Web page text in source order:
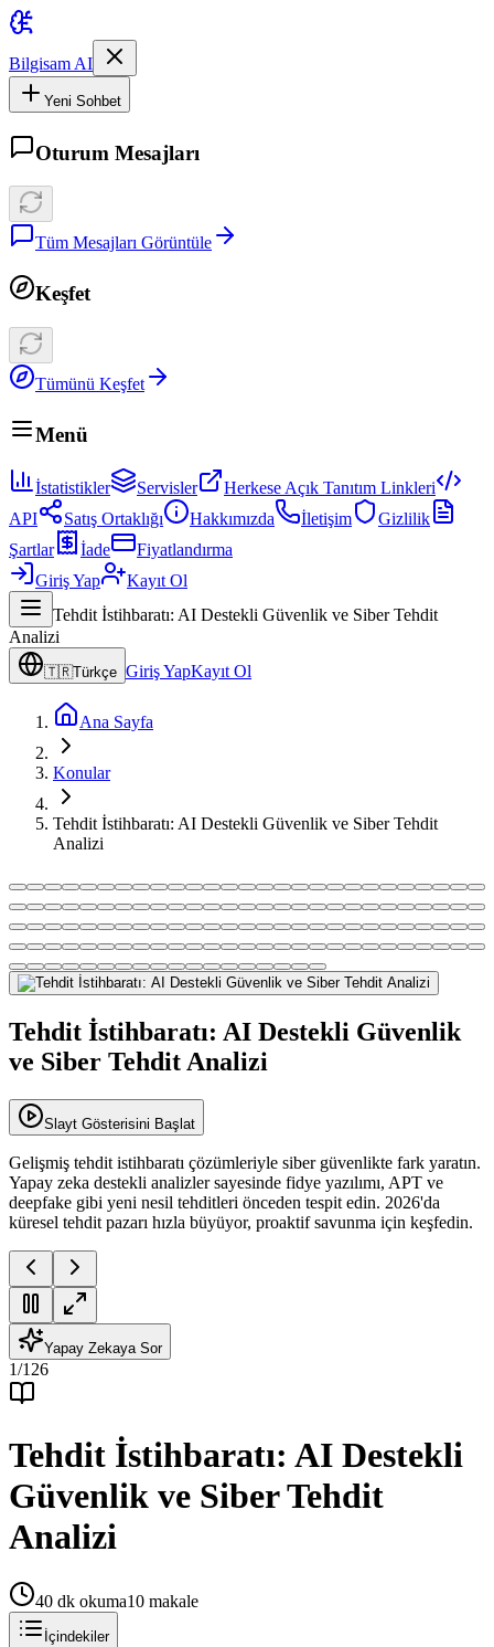
Bilgisam AI
Yeni Sohbet
Oturum Mesajları
Tüm Mesajları Görüntüle
Keşfet
Tümünü Keşfet
Menü
İstatistikler Servisler
Herkese Açık Tanıtım Linkleri
API
Satış Ortaklığı Hakkımızda İletişim
Gizlilik
Şartlar
İade
Fiyatlandırma
Giriş Yap
Kayıt Ol
Tehdit İstihbaratı: AI Destekli Güvenlik ve Siber Tehdit
Analizi
🇹🇷Türkçe Giriş YapKayıt Ol
Ana Sayfa
Konular
Tehdit İstihbaratı: AI Destekli Güvenlik ve Siber Tehdit
Analizi
Tehdit İstihbaratı: AI Destekli Güvenlik
ve Siber Tehdit Analizi
Slayt Gösterisini Başlat
Gelişmiş tehdit istihbaratı çözümleriyle siber güvenlikte fark yaratın.
Yapay zeka destekli analizler sayesinde fidye yazılımı, APT ve
deepfake gibi yeni nesil tehditleri önceden tespit edin. 2026'da
küresel tehdit pazarı hızla büyüyor, proaktif savunma için keşfedin.
Yapay Zekaya Sor
1/126
Tehdit İstihbaratı: AI Destekli
Güvenlik ve Siber Tehdit
Analizi
40 dk okuma10 makale
İçindekiler